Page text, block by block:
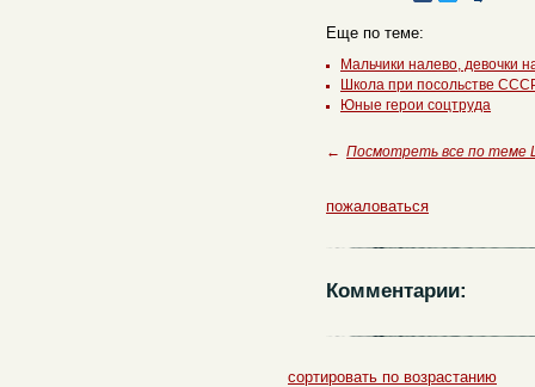
Еще по теме:
Мальчики налево, девочки
Школа при посольстве
Юные герои соцтруда
← Посмотреть все по теме
пожаловаться
Комментарии:
сортировать по возрастанию